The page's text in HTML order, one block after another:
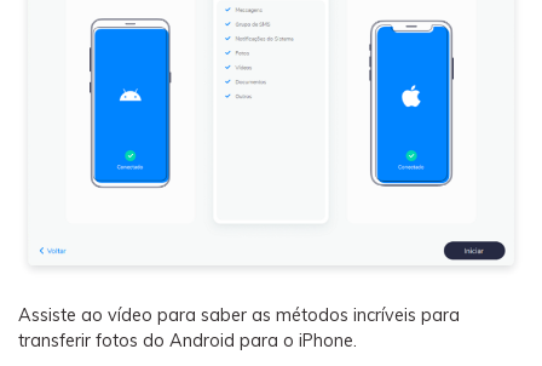
Assiste ao vídeo para saber as métodos incríveis para
transferir fotos do Android para o iPhone.